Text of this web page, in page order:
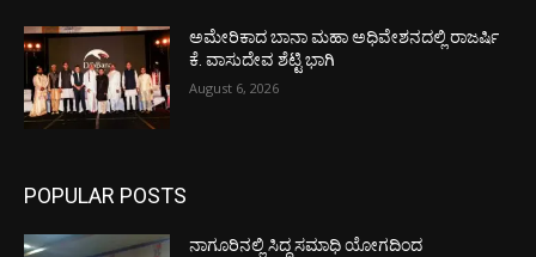
ಅಮೇರಿಕಾದ ಬಾನಾ ಮಹಾ ಅಧಿವೇಶನದಲ್ಲಿ ರಾಜರ್ಷಿ
ಕೆ. ವಾಸುದೇವ ಶೆಟ್ಟಿ ಭಾಗಿ
August 6, 2026
POPULAR POSTS
ನಾಗೂರಿನಲ್ಲಿ ಸಿದ್ಧ ಸಮಾಧಿ ಯೋಗದಿಂದ